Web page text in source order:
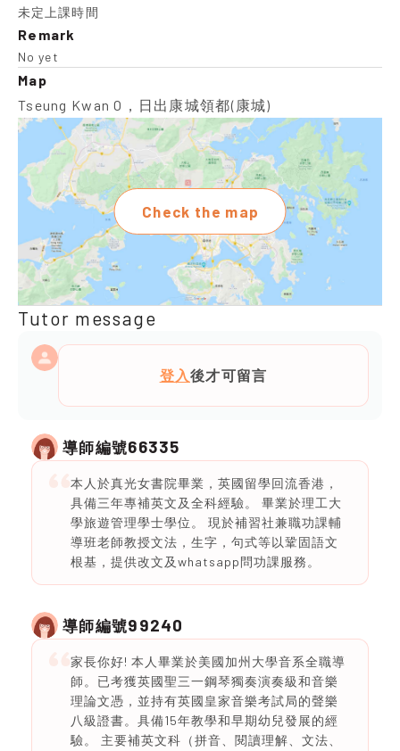
未定上課時間
Remark
No yet
Map
Tseung Kwan O，日出康城領都(康城)
Check the map
Tutor message
登入後才可留言
導師編號66335
本人於真光女書院畢業，英國留學回流香港，
具備三年專補英文及全科經驗。 畢業於理工大
學旅遊管理學士學位。 現於補習社兼職功課輔
導班老師教授文法，生字，句式等以鞏固語文
根基，提供改文及whatsapp問功課服務。
導師編號99240
家長你好! 本人畢業於美國加州大學音系全職導
師。已考獲英國聖三一鋼琴獨奏演奏級和音樂
理論文憑，並持有英國皇家音樂考試局的聲樂
八級證書。具備15年教學和早期幼兒發展的經
驗。 主要補英文科（拼音、閱讀理解、文法、